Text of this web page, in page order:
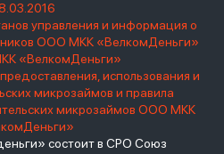
управления и информация о
ООО МКК «ВелкомДеньги»
«ВелкомДеньги»
использования и
микрозаймов и правила
микрозаймов ООО МКК
состоит в СРО Союз